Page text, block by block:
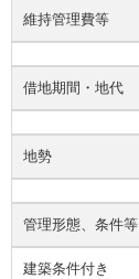
維持管理費等
借地期間・地代
地勢
管理形態、条件等
建築条件付き